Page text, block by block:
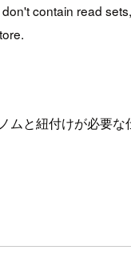
contain read
と紐付けが必要